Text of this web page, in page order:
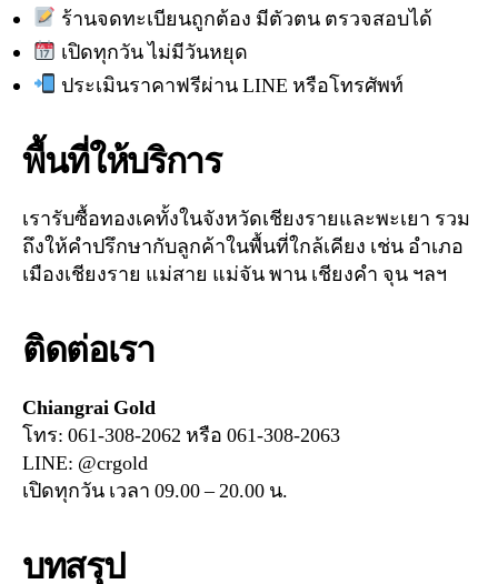
ร้านจดทะเบียนถูกต้อง มีตัวตน ตรวจสอบได้
เปิดทุกวัน ไม่มีวันหยุด
ประเมินราคาฟรีผ่าน LINE หรือโทรศัพท์
พื้นที่ให้บริการ
เรารับซื้อทองเคทั้งในจังหวัดเชียงรายและพะเยา รวม
ถึงให้คำปรึกษากับลูกค้าในพื้นที่ใกล้เคียง เช่น อำเภอ
เมืองเชียงราย แม่สาย แม่จัน พาน เชียงคำ จุน ฯลฯ
ติดต่อเรา
Chiangrai Gold
โทร: 061-308-2062 หรือ 061-308-2063
LINE: @crgold
เปิดทุกวัน เวลา 09.00 – 20.00 น.
บทสรุป